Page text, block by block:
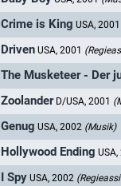
Crime is King USA, 2001
Driven USA, 2001
The Musketeer - Der
Zoolander D/USA, 2001
Genug USA, 2002 (Musik)
Hollywood Ending
I Spy USA, 2002